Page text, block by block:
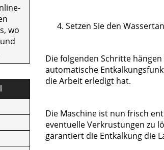
Setzen Sie den
Die folgenden Schritte
automatische
die Arbeit erledigt hat.
Die Maschine ist nun frisch
eventuelle Verkrustungen zu
garantiert die Entkalkung die
wo